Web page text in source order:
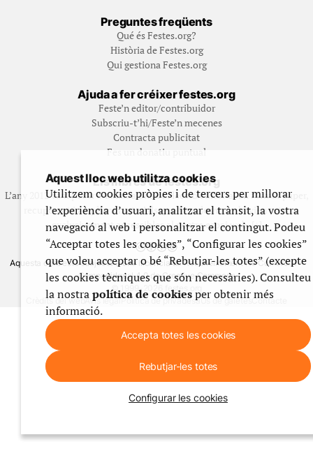
Preguntes freqüents
Qué és Festes.org?
Història de Festes.org
Qui gestiona Festes.org
Ajuda a fer créixer festes.org
Feste’n editor/contribuidor
Subscriu-t’hi/Feste’n mecenes
Contracta publicitat
Fes un donatiu puntual
Els llibres de festes.org
L’any 2012 vam posar en marxa una col·lecció editorial en format paper,
recuperant i ampliant materials que fins aleshores havien estat
exclusivament accessibles al nostre espai web. [+]
Aquesta obra està subjecta a una llicència de Reconeixement No Comercial -
CompartirIgual 4.0 de Creative Commons
© 1999-2026 festes.org
Crèdits del webAvís legalPolítica de privadesaÚs de galetes Contacte
Aquest lloc web utilitza cookies
Utilitzem cookies pròpies i de tercers per millorar
l’experiència d’usuari, analitzar el trànsit, la vostra
navegació al web i personalitzar el contingut. Podeu
“Acceptar totes les cookies”, “Configurar les cookies”
que voleu acceptar o bé “Rebutjar-les totes” (excepte
les cookies tècniques que són necessàries). Consulteu
la nostrapolítica de cookiesper obtenir més
informació.
Accepta totes les cookies
Rebutjar-les totes
Configurar les cookies